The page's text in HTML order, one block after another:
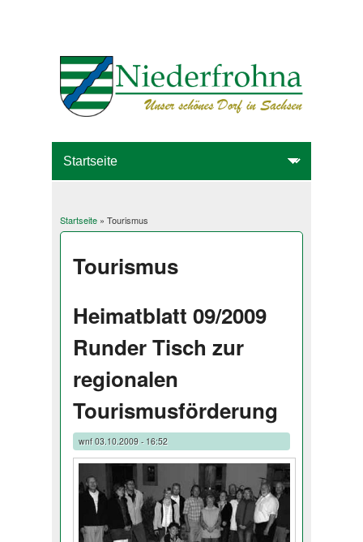
Sie sind hier
Startseite» Tourismus
Tourismus
Heimatblatt 09/2009
Runder Tisch zur
regionalen
Tourismusförderung
wnf03.10.2009 - 16:52